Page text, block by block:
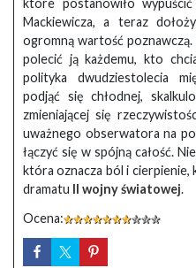
Mackiewicza, a teraz
ogromną wartość
polecić ją każdemu, kto
polityka dwudziestolecia
podjąć się chłodnej,
zmieniającej się
uważnego obserwatora na
łączyć się w spójną całość.
która oznacza ból i cierpienie,
dramatu II wojny światowej.
Ocena: